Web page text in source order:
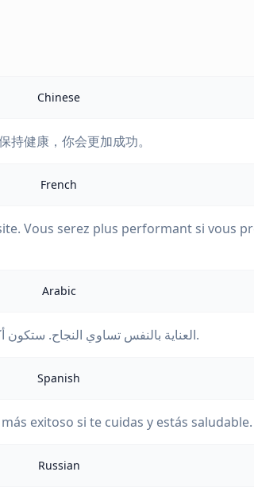
Chinese
持健康，你会更加成功。
French
Vous serez plus performant si vous
Arabic
العناية بالنفس تساوي النجاح. ستكون أكثر نجاحًا إذا قمت بالعناية بنفسك وكنت صحيًا.
Spanish
exitoso si te cuidas y estás saludable.
Russian